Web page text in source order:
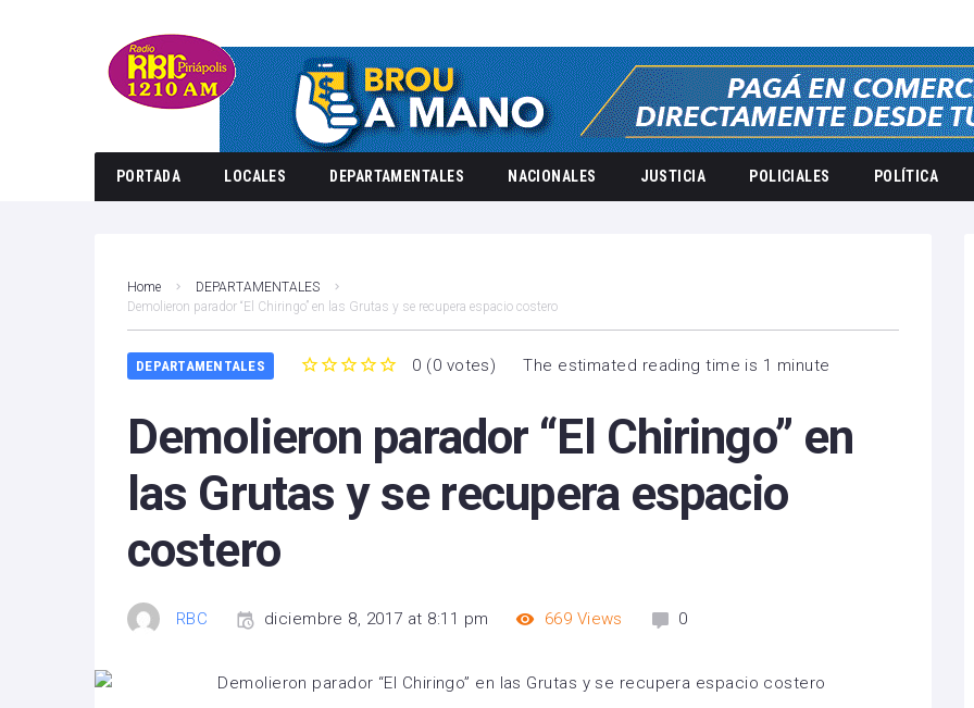
PORTADA LOCALES DEPARTAMENTALES NACIONALES JUSTICIA POLICIALES POLÍTICA
Home
DEPARTAMENTALES
Demolieron parador “El Chiringo” en las Grutas y se recupera espacio costero
DEPARTAMENTALES 0 (0 votes) The estimated reading time is 1 minute
Demolieron parador “El Chiringo” en
las Grutas y se recupera espacio
costero
RBC diciembre 8, 2017 at 8:11 pm 669 Views 0